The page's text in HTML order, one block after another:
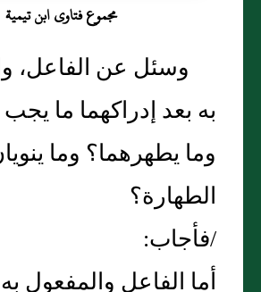
مجموع فتاوى ابن تيمية
وسئل عن الفاعل،
به بعد إدراكهما ما
وما يطهرهما‏؟‏ وما
الطهارة‏؟‏
/فأجاب‏:‏
أما الفاعل والمفعول